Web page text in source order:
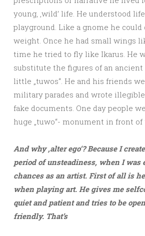
young, ‚wild’ life. He understood
playground. Like a gnome he could
weight. Once he had small wings
time he tried to fly like Ikarus. He
substitute the figures of an ancient
little „tuwos“. He and his friends
military parades and wrote
fake documents. One day people
huge „tuwo“- monument in front of
And why ‚alter ego‘? Because I
period of unsteadiness, when I was
chances as an artist. First of all is
when playing art. He gives me
quiet and patient and tries to be
friendly. That’s